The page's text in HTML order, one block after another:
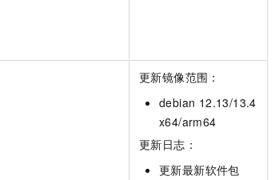
更新镜像范围：
debian 12.13/13.4
x64/arm64
更新日志：
更新最新软件包